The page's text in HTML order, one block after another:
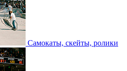
Самокаты, скейты, ролики